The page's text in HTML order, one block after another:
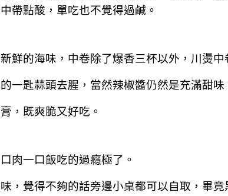
帶點酸，單吃也不覺得過鹹。
鮮的海味，中卷除了爆香三杯以外，川燙中
一匙蒜頭去腥，當然辣椒醬仍然是充滿甜味
，既爽脆又好吃。
肉一口飯吃的過癮極了。
，覺得不夠的話旁邊小桌都可以自取，畢竟